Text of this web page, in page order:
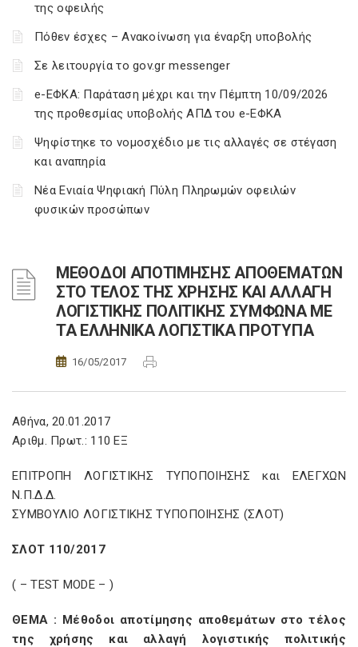
της οφειλής
Πόθεν έσχες – Ανακοίνωση για έναρξη υποβολής
Σε λειτουργία το gov.gr messenger
e-ΕΦΚΑ: Παράταση μέχρι και την Πέμπτη 10/09/2026
της προθεσμίας υποβολής ΑΠΔ του e-ΕΦΚΑ
Ψηφίστηκε το νομοσχέδιο με τις αλλαγές σε στέγαση
και αναπηρία
Νέα Ενιαία Ψηφιακή Πύλη Πληρωμών οφειλών
φυσικών προσώπων
ΜΕΘΟΔΟΙ ΑΠΟΤΙΜΗΣΗΣ ΑΠΟΘΕΜΑΤΩΝ
ΣΤΟ ΤΕΛΟΣ ΤΗΣ ΧΡΗΣΗΣ ΚΑΙ ΑΛΛΑΓΗ
ΛΟΓΙΣΤΙΚΗΣ ΠΟΛΙΤΙΚΗΣ ΣΥΜΦΩΝΑ ΜΕ
ΤΑ ΕΛΛΗΝΙΚΑ ΛΟΓΙΣΤΙΚΑ ΠΡΟΤΥΠΑ
16/05/2017
Αθήνα, 20.01.2017
Αριθμ. Πρωτ.: 110 ΕΞ
ΕΠΙΤΡΟΠΗ ΛΟΓΙΣΤΙΚΗΣ ΤΥΠΟΠΟΙΗΣΗΣ και ΕΛΕΓΧΩΝ
Ν.Π.Δ.Δ.
ΣΥΜΒΟΥΛΙΟ ΛΟΓΙΣΤΙΚΗΣ ΤΥΠΟΠΟΙΗΣΗΣ (ΣΛΟΤ)
ΣΛΟΤ 110/2017
( – TEST MODE– )
ΘΕΜΑ : Μέθοδοι αποτίμησης αποθεμάτων στο τέλος
της χρήσης και αλλαγή λογιστικής πολιτικής